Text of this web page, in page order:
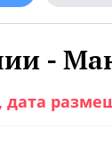
-
, дата